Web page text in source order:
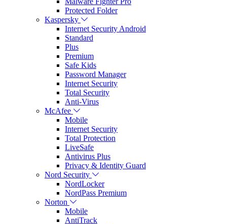
Protected Folder
Kaspersky
Internet Security Android
Standard
Plus
Premium
Safe Kids
Password Manager
Internet Security
Total Security
Anti-Virus
McAfee
Mobile
Internet Security
Total Protection
LiveSafe
Antivirus Plus
Privacy & Identity Guard
Nord Security
NordLocker
NordPass Premium
Norton
Mobile
AntiTrack